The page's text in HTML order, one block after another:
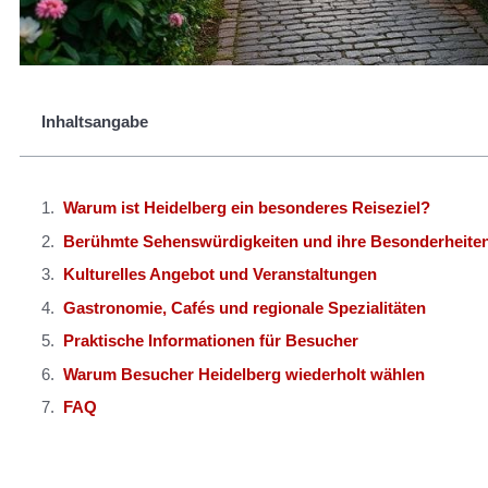
Inhaltsangabe
Warum ist Heidelberg ein besonderes Reiseziel?
Berühmte Sehenswürdigkeiten und ihre
Kulturelles Angebot und Veranstaltungen
Gastronomie, Cafés und regionale Spezialitäten
Praktische Informationen für Besucher
Warum Besucher Heidelberg wiederholt wählen
FAQ